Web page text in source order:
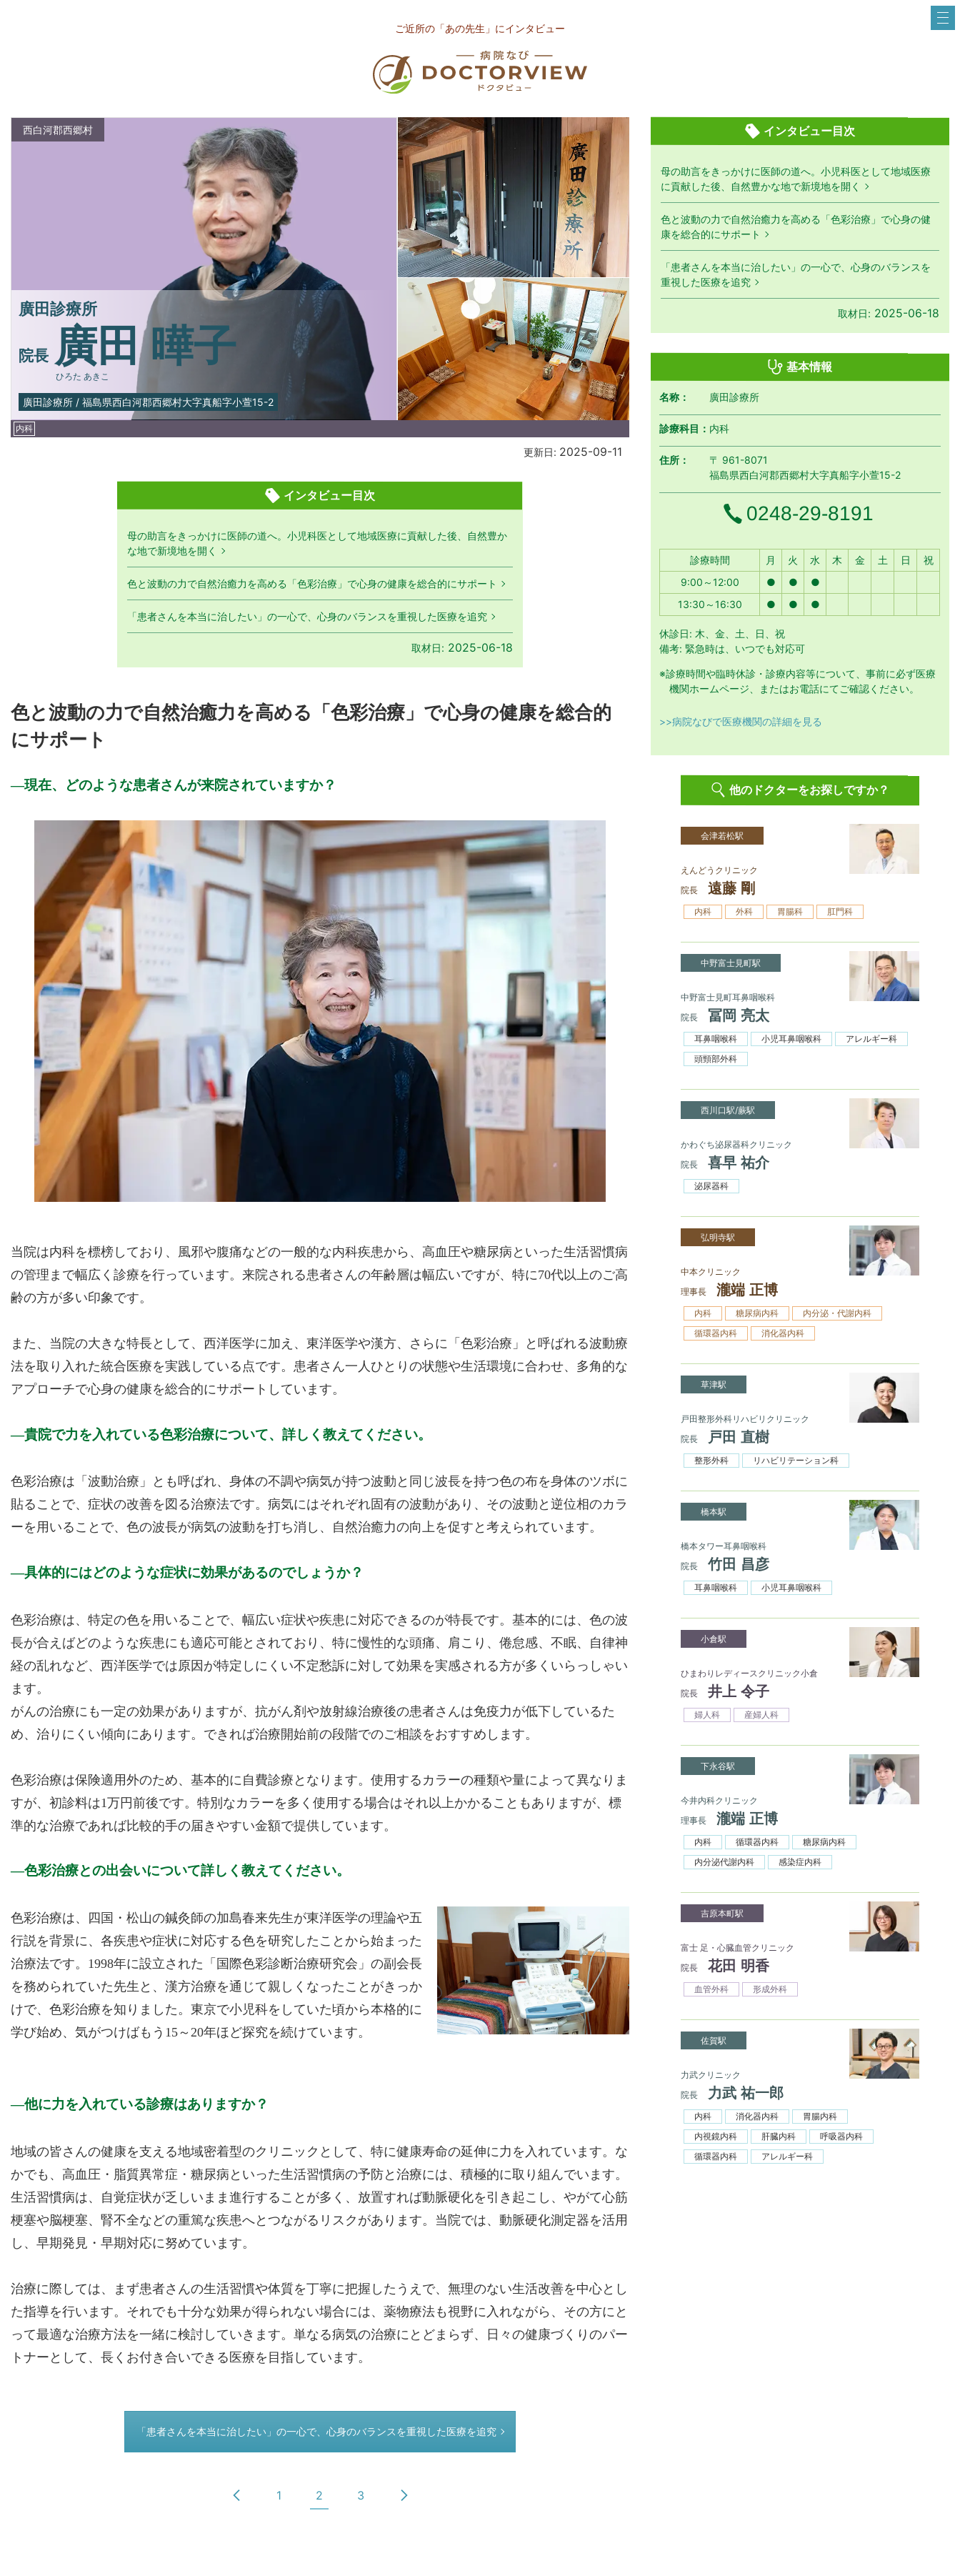
ご近所の「あの先生」にインタビュー
西白河郡西郷村
廣田診療所
院長 廣田 曄子
ひろた あきこ
廣田診療所 / 福島県西白河郡西郷村大字真船字小萱15-2
内科
更新日: 2025-09-11
インタビュー目次
母の助言をきっかけに医師の道へ。小児科医として地域医療に貢献した後、自然豊か
な地で新境地を開く
色と波動の力で自然治癒力を高める「色彩治療」で心身の健康を総合的にサポート
「患者さんを本当に治したい」の一心で、心身のバランスを重視した医療を追究
取材日: 2025-06-18
色と波動の力で自然治癒力を高める「色彩治療」で心身の健康を総合的
にサポート
現在、どのような患者さんが来院されていますか？
当院は内科を標榜しており、風邪や腹痛などの一般的な内科疾患から、高血圧や糖尿病といった生活習慣病
の管理まで幅広く診療を行っています。来院される患者さんの年齢層は幅広いですが、特に70代以上のご高
齢の方が多い印象です。
また、当院の大きな特長として、西洋医学に加え、東洋医学や漢方、さらに「色彩治療」と呼ばれる波動療
法を取り入れた統合医療を実践している点です。患者さん一人ひとりの状態や生活環境に合わせ、多角的な
アプローチで心身の健康を総合的にサポートしています。
貴院で力を入れている色彩治療について、詳しく教えてください。
色彩治療は「波動治療」とも呼ばれ、身体の不調や病気が持つ波動と同じ波長を持つ色の布を身体のツボに
貼ることで、症状の改善を図る治療法です。病気にはそれぞれ固有の波動があり、その波動と逆位相のカラ
ーを用いることで、色の波長が病気の波動を打ち消し、自然治癒力の向上を促すと考えられています。
具体的にはどのような症状に効果があるのでしょうか？
色彩治療は、特定の色を用いることで、幅広い症状や疾患に対応できるのが特長です。基本的には、色の波
長が合えばどのような疾患にも適応可能とされており、特に慢性的な頭痛、肩こり、倦怠感、不眠、自律神
経の乱れなど、西洋医学では原因が特定しにくい不定愁訴に対して効果を実感される方が多くいらっしゃい
ます。
がんの治療にも一定の効果がありますが、抗がん剤や放射線治療後の患者さんは免疫力が低下しているた
め、治りにくい傾向にあります。できれば治療開始前の段階でのご相談をおすすめします。
色彩治療は保険適用外のため、基本的に自費診療となります。使用するカラーの種類や量によって異なりま
すが、初診料は1万円前後です。特別なカラーを多く使用する場合はそれ以上かかることもありますが、標
準的な治療であれば比較的手の届きやすい金額で提供しています。
色彩治療との出会いについて詳しく教えてください。
色彩治療は、四国・松山の鍼灸師の加島春来先生が東洋医学の理論や五
行説を背景に、各疾患や症状に対応する色を研究したことから始まった
治療法です。1998年に設立された「国際色彩診断治療研究会」の副会長
を務められていた先生と、漢方治療を通じて親しくなったことがきっか
けで、色彩治療を知りました。東京で小児科をしていた頃から本格的に
学び始め、気がつけばもう15～20年ほど探究を続けています。
他に力を入れている診療はありますか？
地域の皆さんの健康を支える地域密着型のクリニックとして、特に健康寿命の延伸に力を入れています。な
かでも、高血圧・脂質異常症・糖尿病といった生活習慣病の予防と治療には、積極的に取り組んでいます。
生活習慣病は、自覚症状が乏しいまま進行することが多く、放置すれば動脈硬化を引き起こし、やがて心筋
梗塞や脳梗塞、腎不全などの重篤な疾患へとつながるリスクがあります。当院では、動脈硬化測定器を活用
し、早期発見・早期対応に努めています。
治療に際しては、まず患者さんの生活習慣や体質を丁寧に把握したうえで、無理のない生活改善を中心とし
た指導を行います。それでも十分な効果が得られない場合には、薬物療法も視野に入れながら、その方にと
って最適な治療方法を一緒に検討していきます。単なる病気の治療にとどまらず、日々の健康づくりのパー
トナーとして、長くお付き合いできる医療を目指しています。
つぎのページ「患者さんを本当に治したい」の一心で、心身のバランスを重視した医療を追究
1 2 3
インタビュー目次
母の助言をきっかけに医師の道へ。小児科医として地域医療
に貢献した後、自然豊かな地で新境地を開く
色と波動の力で自然治癒力を高める「色彩治療」で心身の健
康を総合的にサポート
「患者さんを本当に治したい」の一心で、心身のバランスを
重視した医療を追究
取材日: 2025-06-18
基本情報
名称： 廣田診療所
診療科目： 内科
住所：
〒 961-8071
福島県西白河郡西郷村大字真船字小萱15-2
電話番号
0248-29-8191
診療時間 月 月曜日
火 火曜日
水 水曜日
木 木曜日
金金曜日
土土曜日
日 日曜日
祝
9:00～12:00
● ●
●
13:30～16:30
● ● ●
休診日: 木、金、土、日、祝
備考: 緊急時は、いつでも対応可
※診療時間や臨時休診・診療内容等について、事前に必ず医療
機関ホームページ、またはお電話にてご確認ください。
>>病院なびで医療機関の詳細を見る
他のドクターをお探しですか？
会津若松駅
えんどうクリニック
院長
遠藤 剛
内科 外科 胃腸科 肛門科
中野富士見町駅
中野富士見町耳鼻咽喉科
院長
冨岡 亮太
耳鼻咽喉科 小児耳鼻咽喉科
アレルギー科
頭頸部外科
西川口駅/蕨駅
かわぐち泌尿器科クリニック
院長
喜早 祐介
泌尿器科
弘明寺駅
中本クリニック
理事長
瀧端 正博
内科 糖尿病内科
内分泌・代謝内科
循環器内科
消化器内科
草津駅
戸田整形外科リハビリクリニック
院長
戸田 直樹
整形外科 リハビリテーション科
橋本駅
橋本タワー耳鼻咽喉科
院長
竹田 昌彦
耳鼻咽喉科 小児耳鼻咽喉科
小倉駅
ひまわりレディースクリニック小倉
院長
井上 令子
婦人科 産婦人科
下永谷駅
今井内科クリニック
理事長
瀧端 正博
内科 循環器内科
糖尿病内科
内分泌代謝内科
感染症内科
吉原本町駅
富士 足・心臓血管クリニック
院長
花田 明香
血管外科 形成外科
佐賀駅
力武クリニック
院長
力武 祐一郎
内科 消化器内科
胃腸内科
内視鏡内科
肝臓内科
呼吸器内科
循環器内科
アレルギー科